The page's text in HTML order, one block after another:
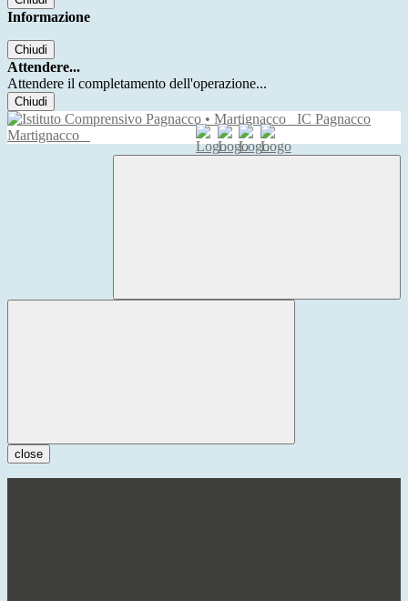
Informazione
Chiudi
Attendere...
Attendere il completamento dell'operazione...
Chiudi
IC Pagnacco
Martignacco
close